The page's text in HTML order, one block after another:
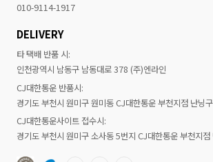
010-9114-1917
DELIVERY
타 택배 반품 시:
인천광역시 남동구 남동대로 378 (주)엔라인
CJ대한통운 반품시:
경기도 부천시 원미구 원미동 CJ대한통운 부천지점 난닝
CJ대한통운사이트 접수시:
경기도 부천시 원미구 소사동 5번지 CJ대한통운 부천지점